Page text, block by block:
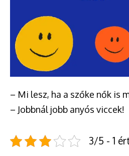
– Mi lesz, ha a szőke nők is
– Jobbnál jobb anyós viccek!
3/5 - 1